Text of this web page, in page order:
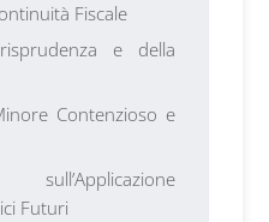
Fiscale
e della
Contenzioso e
Futuri